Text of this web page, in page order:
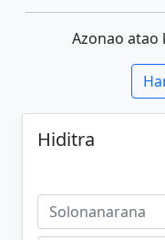
Azonao atao
Hiditra